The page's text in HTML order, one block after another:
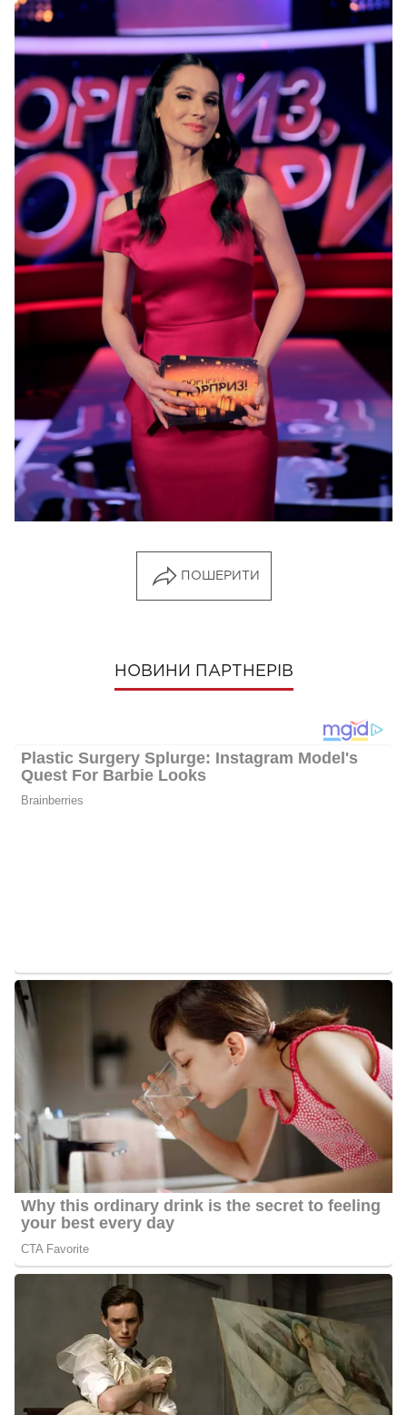
Напомним, недавноИрина Билык презентовала
новый клип , в котором поклонники увидят ее
заметно похорошевшей – стройной и
сексуальной.
ПОШЕРИТИ
НОВИНИ ПАРТНЕРІВ